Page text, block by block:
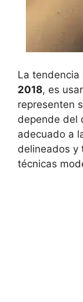
La tendencia
2018, es
representen
depende del
adecuado a
delineados y
técnicas